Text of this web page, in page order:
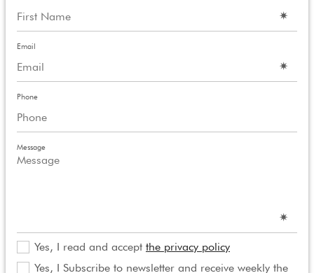
Email
Phone
Message
Yes, I read and accept the privacy policy
Yes, I Subscribe to newsletter and receive weekly the